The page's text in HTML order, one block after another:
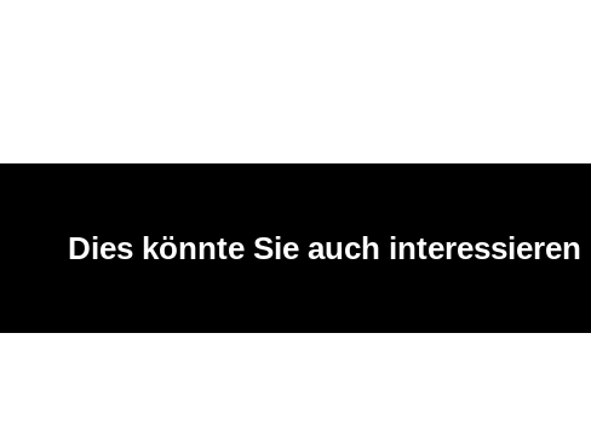
Dies könnte Sie auch interessieren